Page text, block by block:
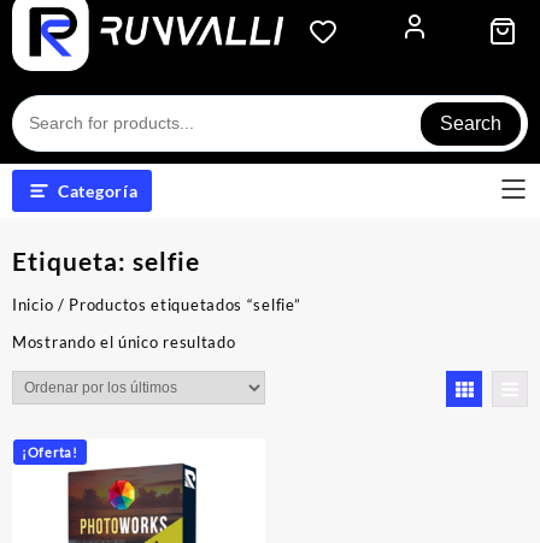
Search
Categoría
Etiqueta: selfie
Inicio / Productos etiquetados “selfie”
Mostrando el único resultado
¡Oferta!